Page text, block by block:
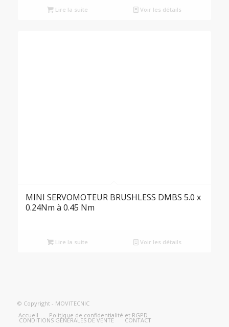
Lire la suite Voir les détails
MINI SERVOMOTEUR BRUSHLESS DMBS 5.0 x
0.24Nm à 0.45 Nm
Lire la suite Voir les détails
© Copyright - MOVITECNIC
Accueil
Politique de confidentialité et RGPD
CONDITIONS GÉNÉRALES DE VENTE CONTACT